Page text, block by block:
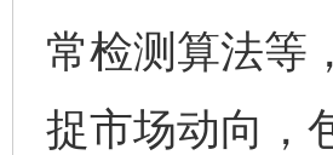
常检测算法等
捉市场动向，